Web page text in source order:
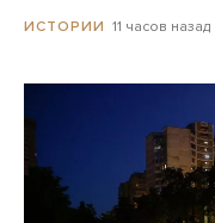
ИСТОРИИ 11 часов назад